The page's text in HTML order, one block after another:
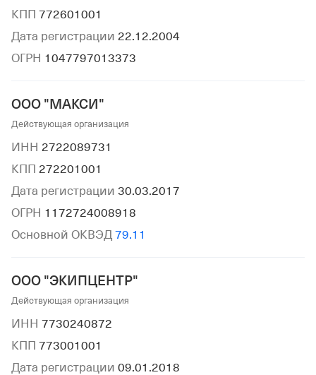
КПП 772601001
Дата регистрации 22.12.2004
ОГРН 1047797013373
ООО "МАКСИ"
Действующая организация
ИНН 2722089731
КПП 272201001
Дата регистрации 30.03.2017
ОГРН 1172724008918
Основной ОКВЭД 79.11
ООО "ЭКИПЦЕНТР"
Действующая организация
ИНН 7730240872
КПП 773001001
Дата регистрации 09.01.2018